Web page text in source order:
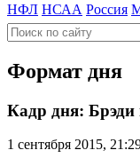
НФЛ НСАА Россия
Формат дня
Кадр дня:
1 сентября 2015,